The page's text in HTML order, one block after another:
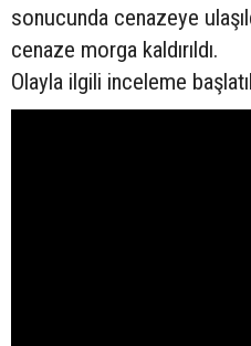
sonucunda cenazeye
cenaze morga kaldırıldı.
Olayla ilgili inceleme